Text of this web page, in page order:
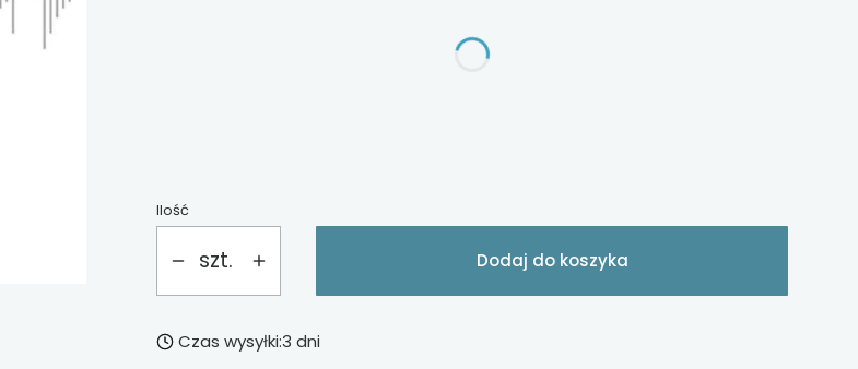
Ilość
szt. Dodaj do koszyka
Czas wysyłki:3 dni